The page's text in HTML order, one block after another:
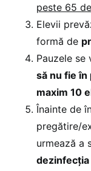
peste 65
Elevii
formă de
Pauzele
să nu fie în
maxim 10
Înainte de
pregătire/
urmează a